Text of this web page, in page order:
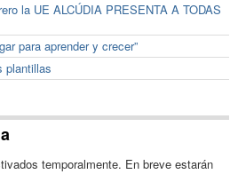
la UE ALCÚDIA PRESENTA A TODAS
para aprender y crecer”
plantillas
temporalmente. En breve estarán